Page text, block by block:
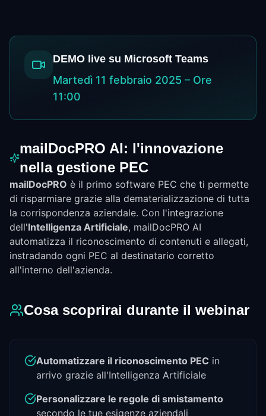
DEMO live su Microsoft Teams
Martedì 11 febbraio 2025 – Ore
11:00
mailDocPRO AI: l'innovazione
nella gestione PEC
mailDocPRO è il primo software PEC che ti permette
di risparmiare grazie alla dematerializzazione di tutta
la corrispondenza aziendale. Con l'integrazione
dell'Intelligenza Artificiale, mailDocPRO AI
automatizza il riconoscimento di contenuti e allegati,
instradando ogni PEC al destinatario corretto
all'interno dell'azienda.
Cosa scoprirai durante il webinar
Automatizzare il riconoscimento PEC in
arrivo grazie all'Intelligenza Artificiale
Personalizzare le regole di smistamento
secondo le tue esigenze aziendali